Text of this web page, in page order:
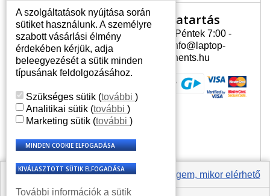
Értesíts engem, mikor elérhető
jótállás egész ideje alatt a pixelek
hibásodása nélkül, teljesítik az
A+ minőségi kategória igényes
feltételeit.
HOGYAN TUDJA MEGÁLLAPÍTANI
MILYEN KIJELZŐ SZÜKSÉGES A
A kijelzőt a laptop modeljle alapján lehet
kikeresni, amely megjelölés megtalálható
a laptop alulsó részén található címkén
ábrázolva van egy keretben vagy a
billentyűzetnél a vázon is. Abban az
esetben, amennyiben a sérült vagy
megrepedt kijelző le van szerelve, a típus
Az Ön számlája
Az Ön számlája
Személyes információk
Címek
Nyitvatartás
Hétfõ - Péntek 7:00 -
15:30 info@laptop-
components.hu
A szolgáltatások nyújtása során
sütiket használunk. A személyre
szabott vásárlási élmény
érdekében kérjük, adja
beleegyezését a sütik minden
típusának feldolgozásához.
Szükséges sütik (további )
Analitikai sütik (további )
Marketing sütik (további )
További információk a sütik